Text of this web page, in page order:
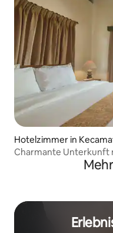
Hotelzimmer in
Charmante Unterkunft